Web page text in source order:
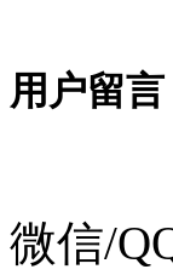
用户留言
微信/